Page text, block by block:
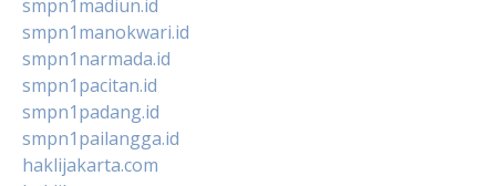
smpn1madiun.id
smpn1manokwari.id
smpn1narmada.id
smpn1pacitan.id
smpn1padang.id
smpn1pailangga.id
haklijakarta.com